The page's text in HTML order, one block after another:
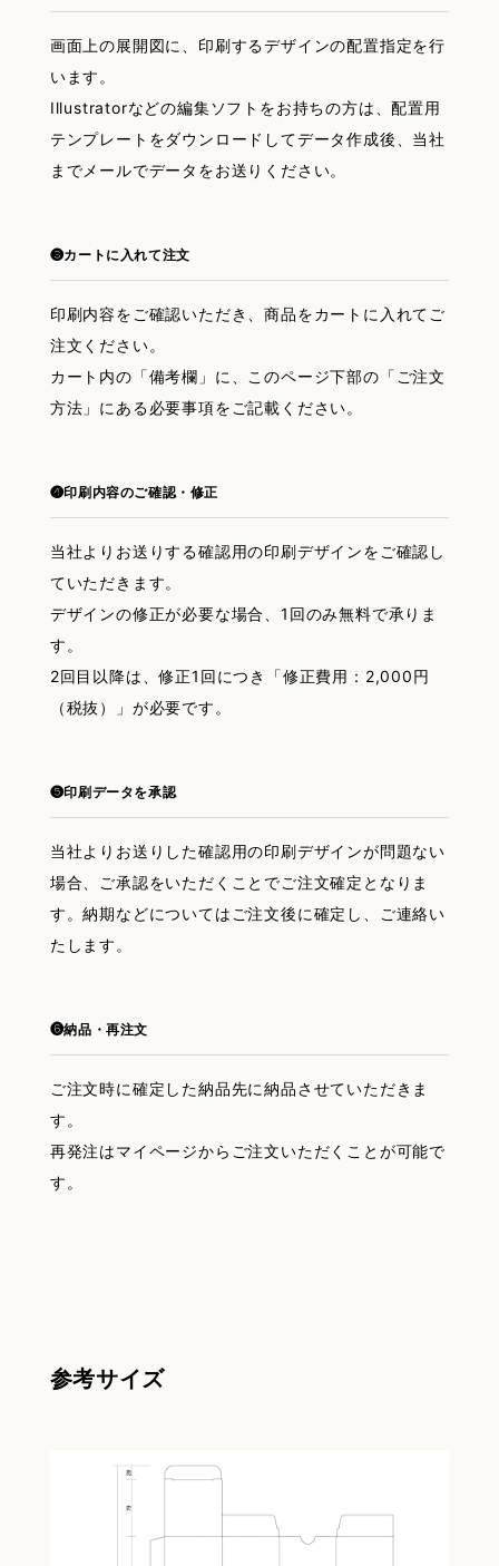
画面上の展開図に、印刷するデザインの配置指定を行
います。
Illustratorなどの編集ソフトをお持ちの方は、配置用
テンプレートをダウンロードしてデータ作成後、当社
までメールでデータをお送りください。
❸カートに入れて注文
印刷内容をご確認いただき、商品をカートに入れてご
注文ください。
カート内の「備考欄」に、このページ下部の「ご注文
方法」にある必要事項をご記載ください。
❹印刷内容のご確認・修正
当社よりお送りする確認用の印刷デザインをご確認し
ていただきます。
デザインの修正が必要な場合、1回のみ無料で承りま
す。
2回目以降は、修正1回につき「修正費用：2,000円
（税抜）」が必要です。
❺印刷データを承認
当社よりお送りした確認用の印刷デザインが問題ない
場合、ご承認をいただくことでご注文確定となりま
す。納期などについてはご注文後に確定し、ご連絡い
たします。
❻納品・再注文
ご注文時に確定した納品先に納品させていただきま
す。
再発注はマイページからご注文いただくことが可能で
す。
参考サイズ